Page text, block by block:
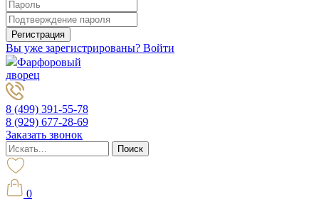
Вы уже зарегистрированы? Войти
Фарфоровый
дворец
8 (499) 391-55-78
8 (929) 677-28-69
Заказать звонок
0